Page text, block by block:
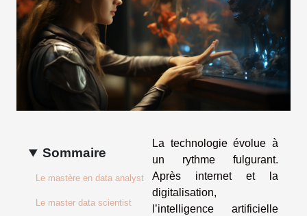
Sommaire
Le mastère en data analyst
Le master data scientist
La technologie évolue à
un rythme fulgurant.
Après internet et la
digitalisation,
l’intelligence artificielle